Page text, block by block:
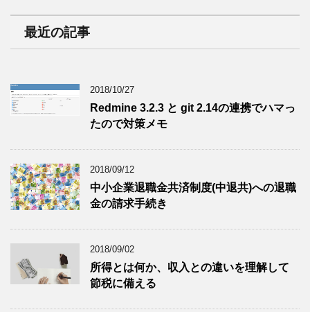
最近の記事
2018/10/27
Redmine 3.2.3 と git 2.14の連携でハマっ
たので対策メモ
2018/09/12
中小企業退職金共済制度(中退共)への退職
金の請求手続き
2018/09/02
所得とは何か、収入との違いを理解して
節税に備える